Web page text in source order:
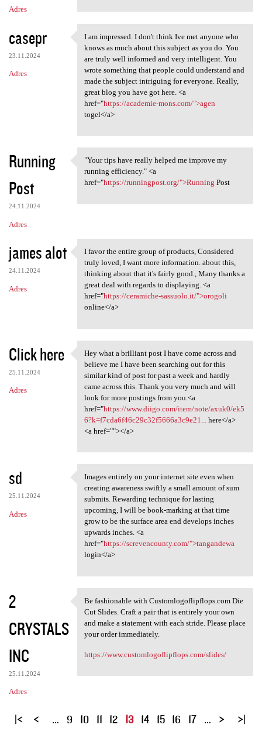
Adres
casepr
23.11.2024
Adres
I am impressed. I don't think
I am impressed. I don't think Ive met anyone who
knows as much about this subject as you do. You
are truly well informed and very intelligent. You
wrote something that people could understand and
made the subject intriguing for everyone. Really,
great blog you have got here. <a
href="https://academie-mons.com/">agen
togel</a>
Running
Post
24.11.2024
Adres
"Your tips have really helped
"Your tips have really helped me improve my
running efficiency." <a
href="https://runningpost.org/">Running Post
james alot
24.11.2024
Adres
I favor the entire group of
I favor the entire group of products, Considered
truly loved, I want more information. about this,
thinking about that it's fairly good., Many thanks a
great deal with regards to displaying. <a
href="https://ceramiche-sassuolo.it/">orogoli
online</a>
Click here
25.11.2024
Adres
Hey what a brilliant post I
Hey what a brilliant post I have come across and
believe me I have been searching out for this
similar kind of post for past a week and hardly
came across this. Thank you very much and will
look for more postings from you.<a
href="https://www.diigo.com/item/note/axuk0/ek5
6?k=f7cda6f46c29c32f5666a3c9e21...
here</a>
<a href=""></a>
sd
25.11.2024
Adres
Images entirely on your
Images entirely on your internet site even when
creating awareness swiftly a small amount of sum
submits. Rewarding technique for lasting
upcoming, I will be book-marking at that time
grow to be the surface area end develops inches
upwards inches. <a
href="https://screvencounty.com/">tangandewa
login</a>
2
CRYSTALS
INC
25.11.2024
Adres
Be fashionable with
Be fashionable with Customlogoflipflops.com Die
Cut Slides. Craft a pair that is entirely your own
and make a statement with each stride. Please place
your order immediately.
https://www.customlogoflipflops.com/slides/
S
… 9 10 11 12 13 14 15 16 17 …